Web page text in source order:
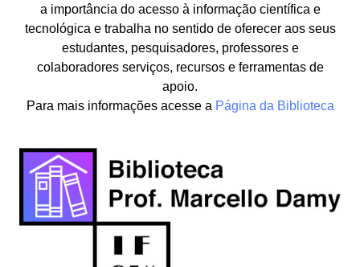
a importância do acesso à informação científica e
tecnológica e trabalha no sentido de oferecer aos seus
estudantes, pesquisadores, professores e
colaboradores serviços, recursos e ferramentas de
apoio.
Para mais informações acesse a Página da Biblioteca